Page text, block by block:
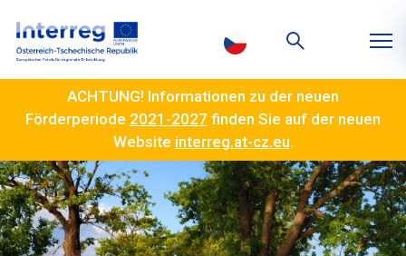
ACHTUNG! Informationen zu der neuen
Förderperiode 2021-2027 finden Sie auf der neuen
Website interreg.at-cz.eu.